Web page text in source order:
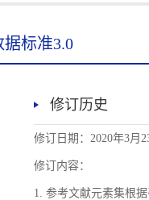
标准3.0
修订历史
修订日期：2020年3月
修订内容：
1. 参考文献元素集根